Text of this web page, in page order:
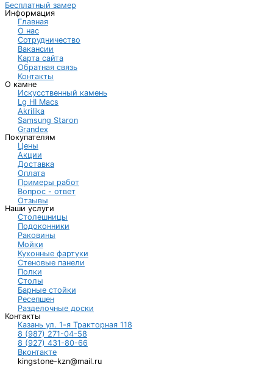
Бесплатный замер
Информация
Главная
О нас
Сотрудничество
Вакансии
Карта сайта
Обратная связь
Контакты
О камне
Искусственный камень
Lg HI Macs
Akrilika
Samsung Staron
Grandex
Покупателям
Цены
Акции
Доставка
Оплата
Примеры работ
Вопрос - ответ
Отзывы
Наши услуги
Столешницы
Подоконники
Раковины
Мойки
Кухонные фартуки
Стеновые панели
Полки
Столы
Барные стойки
Ресепшен
Разделочные доски
Контакты
Казань ул. 1-я Тракторная 118
8 (987) 271-04-58
8 (927) 431-80-66
Вконтакте
kingstone-kzn@mail.ru